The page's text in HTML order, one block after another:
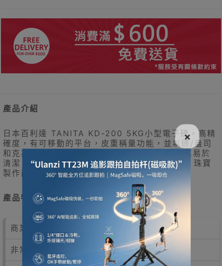
產品介紹
日本百利達 TANITA KD-200 5KG小型電子磅，高精
確度，有可移動的平台，皮重稱量功能，並以磅/盎司
和克為單位給出讀數。 KD-200的功能設計使其易於
清潔。 適用於各種環境，包括商業和家庭廚房，珠寶
製作商店，醫療設施和獸醫辦公室。
產品特點
商業級磅秤，容量為11lbs（5千克）
非常適合餐廳和實驗室應用
×